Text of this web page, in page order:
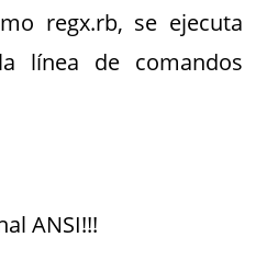
regx.rb, se ejecuta
línea de comandos
ANSI!!!